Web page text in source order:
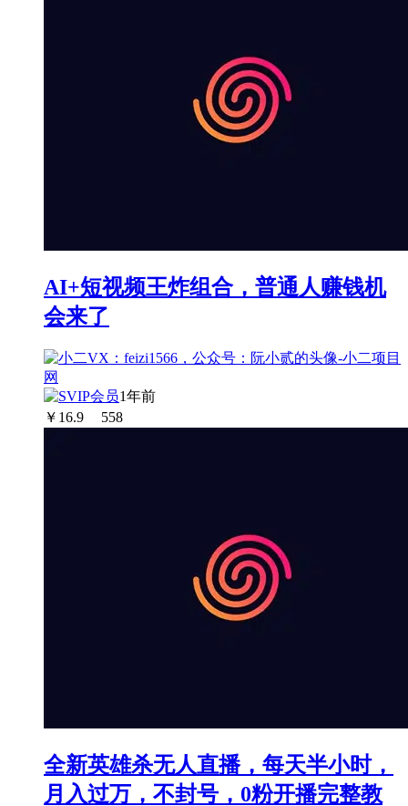
AI+短视频王炸组合，普通人赚钱机
会来了
1年前
￥ 16.9 558
全新英雄杀无人直播，每天半小时，
月入过万，不封号，0粉开播完整教